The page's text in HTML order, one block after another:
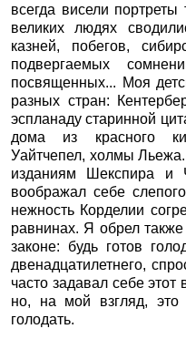
всегда висели
великих людях
казней, побегов,
подвергаемых
посвященных... Моя
разных стран:
эспланаду старинной
дома из красного
Уайтчепел, холмы
изданиям Шекспира и
воображал себе
нежность Корделии
равнинах. Я обрел
законе: будь готов
двенадцатилетнего,
часто задавал себе
но, на мой взгляд, это
голодать.